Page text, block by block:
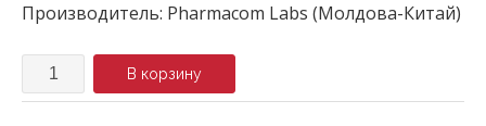
Производитель: Pharmacom Labs (Молдова-Китай)
Количество В корзину